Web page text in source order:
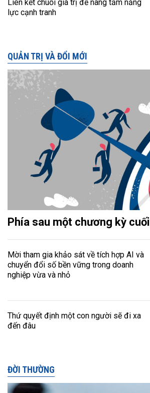
Liên kết chuỗi giá trị để nâng tầm năng
lực cạnh tranh
QUẢN TRỊ VÀ ĐỔI MỚI
Phía sau một chương kỳ cuối
Mời tham gia khảo sát về tích hợp AI và
chuyển đổi số bền vững trong doanh
nghiệp vừa và nhỏ
Thứ quyết định một con người sẽ đi xa
đến đâu
ĐỜI THƯỜNG